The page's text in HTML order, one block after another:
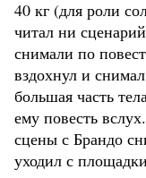
40 кг (для роли
читал ни
снимали по
вздохнул и
большая часть
ему повесть
сцены с Брандо
уходил с